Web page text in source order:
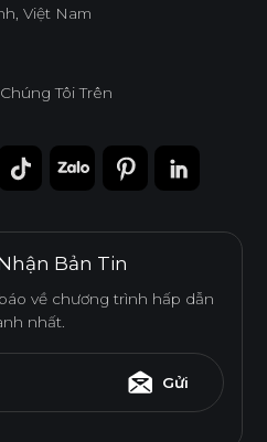
Việt Nam
Tôi Trên
Bản Tin
về chương trình hấp dẫn
nhất.
Gửi